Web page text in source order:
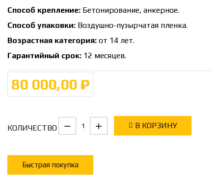
Способ крепление: Бетонирование, анкерное.
Способ упаковки: Воздушно-пузырчатая пленка.
Возрастная категория: от 14 лет.
Гарантийный срок: 12 месяцев.
80 000,00 ₽
КОЛИЧЕСТВО В КОРЗИНУ
Быстрая покупка